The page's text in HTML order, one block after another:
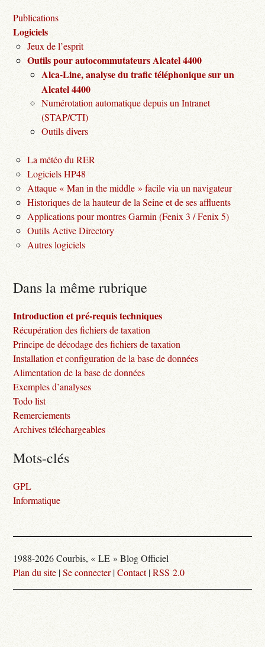
Publications
Logiciels
Jeux de l’esprit
Outils pour autocommutateurs Alcatel 4400
Alca-Line, analyse du trafic téléphonique sur un
Alcatel 4400
Numérotation automatique depuis un Intranet
(STAP/CTI)
Outils divers
La météo du RER
Logiciels HP48
Attaque « Man in the middle » facile via un navigateur
Historiques de la hauteur de la Seine et de ses affluents
Applications pour montres Garmin (Fenix 3 / Fenix 5)
Outils Active Directory
Autres logiciels
Dans la même rubrique
Introduction et pré-requis techniques
Récupération des fichiers de taxation
Principe de décodage des fichiers de taxation
Installation et configuration de la base de données
Alimentation de la base de données
Exemples d’analyses
Todo list
Remerciements
Archives téléchargeables
Mots-clés
GPL
Informatique
1988-2026 Courbis, « LE » Blog Officiel
Plan du site |Se connecter|Contact|RSS 2.0